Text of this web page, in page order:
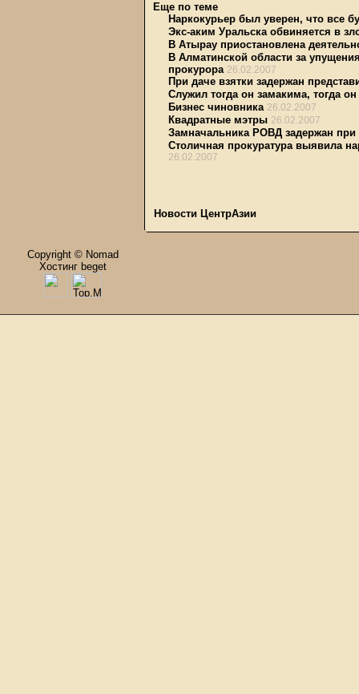
Еще по теме
Наркокурьер был уверен, что все
Экс-аким Уральска обвиняется в
В Атырау приостановлена
В Алматинской области за
прокурора 26.02.2007
При даче взятки задержан
Служил тогда он замакима, тогда
Бизнес чиновника 26.02.2007
Квадратные мэтры 26.02.2007
Замначальника РОВД задержан при
Столичная прокуратура выявила
26.02.2007
Новости ЦентрАзии
Copyright © Nomad
Хостинг beget